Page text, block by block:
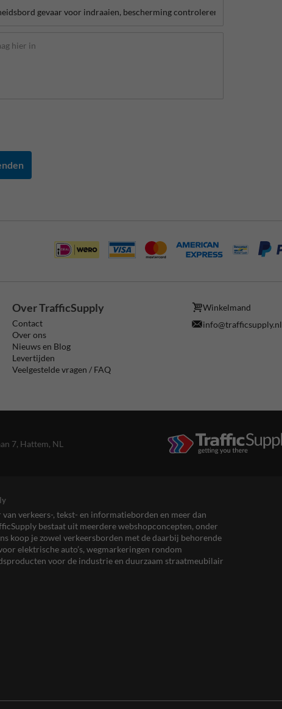
Over TrafficSupply
Contact
Over ons
Nieuws en Blog
Levertijden
Veelgestelde vragen / FAQ
Winkelmand
info@trafficsupply.nl
7, Hattem, NL
verkeers-, tekst- en informatieborden en meer dan
bestaat uit meerdere webshopconcepten, onder
koop je zowel verkeersborden met de daarbij behorende
elektrische auto’s, wegmarkeringen rondom
voor de industrie en duurzaam straatmeubilair